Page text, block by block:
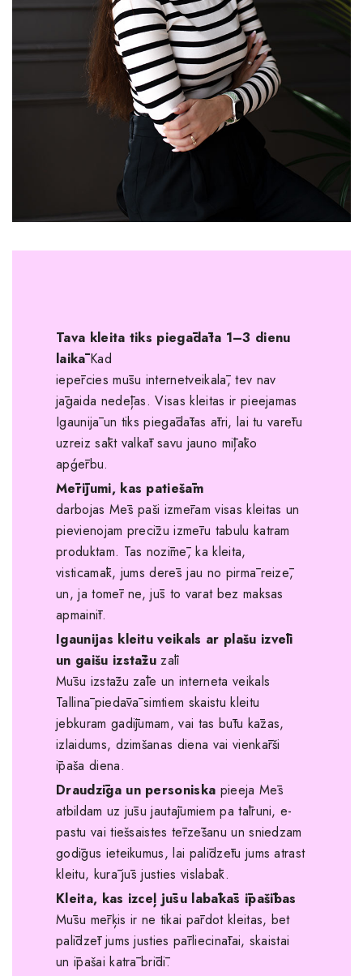
Tava kleita tiks piegādāta 1–3 dienu
laikāKad
iepērcies mūsu internetveikalā, tev nav
jāgaida nedēļas. Visas kleitas ir pieejamas
Igaunijā un tiks piegādātas ātri, lai tu varētu
uzreiz sākt valkāt savu jauno mīļāko
apģērbu.
Mērījumi, kas patiešām
darbojas Mēs paši izmēram visas kleitas un
pievienojam precīzu izmēru tabulu katram
produktam. Tas nozīmē, ka kleita,
visticamāk, jums derēs jau no pirmā reizē,
un, ja tomēr ne, jūs to varat bez maksas
apmainīt.
Igaunijas kleitu veikals ar plašu izvēli
un gaišu izstāžu zāli
Mūsu izstāžu zāle un interneta veikals
Tallinā piedāvā simtiem skaistu kleitu
jebkuram gadījumam, vai tas būtu kāzas,
izlaidums, dzimšanas diena vai vienkārši
īpaša diena.
Draudzīga un personiska pieeja Mēs
atbildam uz jūsu jautājumiem pa tālruni, e-
pastu vai tiešsaistes tērzēšanu un sniedzam
godīgus ieteikumus, lai palīdzētu jums atrast
kleitu, kurā jūs justies vislabāk.
Kleita, kas izceļ jūsu labākās īpašības
Mūsu mērķis ir ne tikai pārdot kleitas, bet
palīdzēt jums justies pārliecinātai, skaistai
un īpašai katrā brīdī.